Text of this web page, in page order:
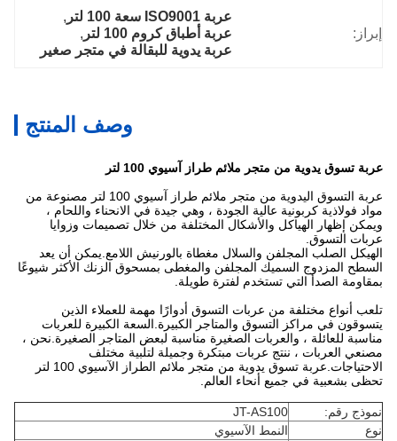
إبراز:
عربة ISO9001 سعة 100 لتر
,
عربة أطباق كروم 100 لتر
,
عربة يدوية للبقالة في متجر صغير
وصف المنتج
عربة تسوق يدوية من متجر ملائم طراز آسيوي 100 لتر
عربة التسوق اليدوية من متجر ملائم طراز آسيوي 100 لتر مصنوعة من
مواد فولاذية كربونية عالية الجودة ، وهي جيدة في الانحناء واللحام ،
ويمكن إظهار الهياكل والأشكال المختلفة من خلال تصميمات وزوايا
عربات التسوق.
الهيكل الصلب المجلفن والسلال مغطاة بالورنيش اللامع.يمكن أن يعد
السطح المزدوج السميك المجلفن والمغطى بمسحوق الزنك الأكثر شيوعًا
بمقاومة الصدأ التي تستخدم لفترة طويلة.
تلعب أنواع مختلفة من عربات التسوق أدوارًا مهمة للعملاء الذين
يتسوقون في مراكز التسوق والمتاجر الكبيرة.السعة الكبيرة للعربات
مناسبة للعائلة ، والعربات الصغيرة مناسبة لبعض المتاجر الصغيرة.نحن ،
مصنعي العربات ، ننتج عربات مبتكرة وجميلة لتلبية مختلف
الاحتياجات.عربة تسوق يدوية من متجر ملائم الطراز الآسيوي 100 لتر
تحظى بشعبية في جميع أنحاء العالم.
نموذج رقم:
JT-AS100
نوع
النمط الآسيوي